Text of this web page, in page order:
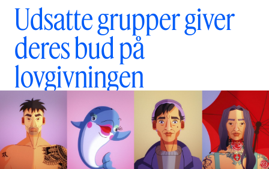
Udsatte grupper giver
deres bud på
lovgivningen